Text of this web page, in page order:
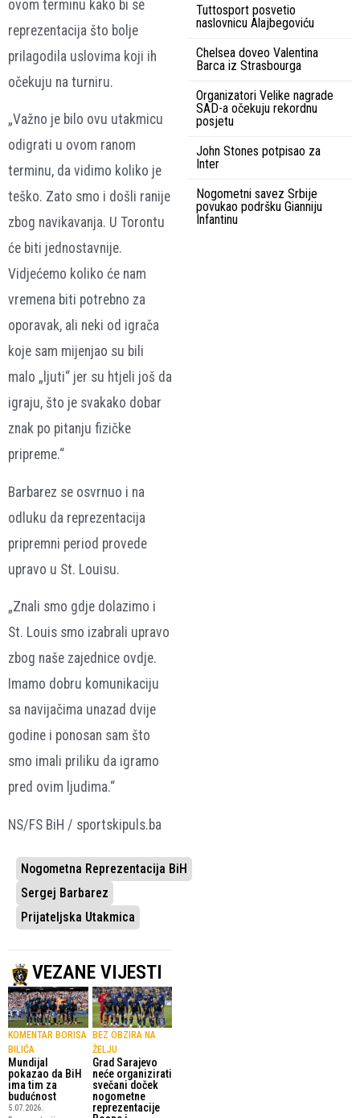
ovom terminu kako bi se
reprezentacija što bolje
prilagodila uslovima koji ih
očekuju na turniru.
„Važno je bilo ovu utakmicu
odigrati u ovom ranom
terminu, da vidimo koliko je
teško. Zato smo i došli ranije
zbog navikavanja. U Torontu
će biti jednostavnije.
Vidjećemo koliko će nam
vremena biti potrebno za
oporavak, ali neki od igrača
koje sam mijenjao su bili
malo „ljuti“ jer su htjeli još da
igraju, što je svakako dobar
znak po pitanju fizičke
pripreme.“
Barbarez se osvrnuo i na
odluku da reprezentacija
pripremni period provede
upravo u St. Louisu.
„Znali smo gdje dolazimo i
St. Louis smo izabrali upravo
zbog naše zajednice ovdje.
Imamo dobru komunikaciju
sa navijačima unazad dvije
godine i ponosan sam što
smo imali priliku da igramo
pred ovim ljudima.“
NS/FS BiH / sportskipuls.ba
Nogometna Reprezentacija BiH
Sergej Barbarez
Prijateljska Utakmica
VEZANE VIJESTI
KOMENTAR BORISA
BILIĆA
Mundijal
pokazao da BiH
ima tim za
budućnost
5.07.2026.
BEZ OBZIRA NA
ŽELJU
Grad Sarajevo
neće organizirati
svečani doček
nogometne
reprezentacije
Tuttosport posvetio
naslovnicu Alajbegoviću
Chelsea doveo Valentina
Barca iz Strasbourga
Organizatori Velike nagrade
SAD-a očekuju rekordnu
posjetu
John Stones potpisao za
Inter
Nogometni savez Srbije
povukao podršku Gianniju
Infantinu